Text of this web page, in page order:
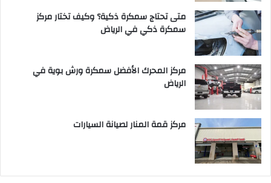
متى تحتاج سمكرة ذكية؟ وكيف تختار مركز
سمكرة ذكي في الرياض
مركز المحرك الأفضل سمكرة ورش بوية في
الرياض
مركز قمة المنار لصيانة السيارات